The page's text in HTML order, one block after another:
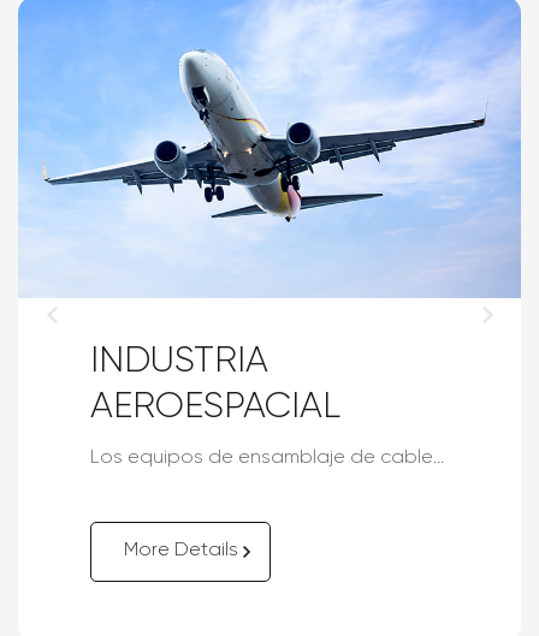
INDUSTRIA
AEROESPACIAL
Los equipos de ensamblaje de cables aeroespaciales y de defensa están diseñados específicamente para la fabricación y el procesamiento de cables en los sectores aeroespacial y de defensa.
More Details